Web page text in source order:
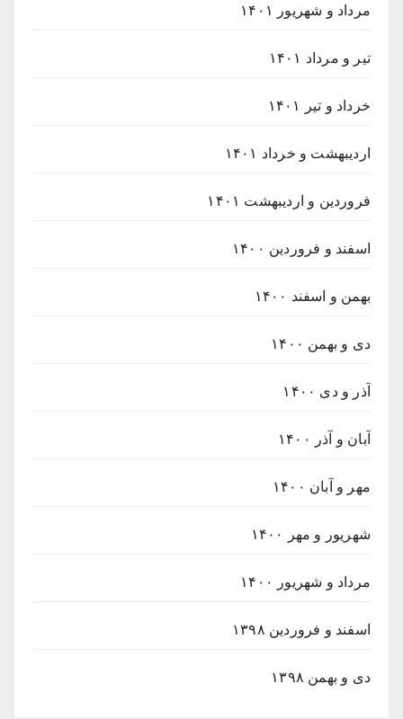
مرداد و شهریور ۱۴۰۱
تیر و مرداد ۱۴۰۱
خرداد و تیر ۱۴۰۱
اردیبهشت و خرداد ۱۴۰۱
فروردین و اردیبهشت ۱۴۰۱
اسفند و فروردین ۱۴۰۰
بهمن و اسفند ۱۴۰۰
دی و بهمن ۱۴۰۰
آذر و دی ۱۴۰۰
آبان و آذر ۱۴۰۰
مهر و آبان ۱۴۰۰
شهریور و مهر ۱۴۰۰
مرداد و شهریور ۱۴۰۰
اسفند و فروردین ۱۳۹۸
دی و بهمن ۱۳۹۸